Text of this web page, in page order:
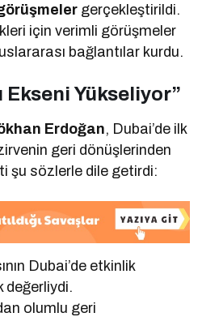
gerçekleştirildi.
için verimli görüşmeler
bağlantılar kurdu.
Ekseni Yükseliyor”
Erdoğan, Dubai’de ilk
geri dönüşlerinden
şu sözlerle dile getirdi:
Dubai’de etkinlik
değerliydi.
olumlu geri